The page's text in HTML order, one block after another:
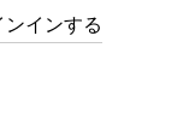
インする